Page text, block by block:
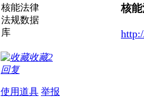
核能法律
法规数据
库
核
收藏2
回复
使用道具 举报